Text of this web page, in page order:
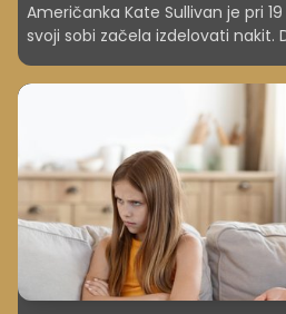
Američanka Kate Sullivan je pri
svoji sobi začela izdelovati nakit.
ustvarja več kot 570.000
evrov), njene kose pa nosi celo